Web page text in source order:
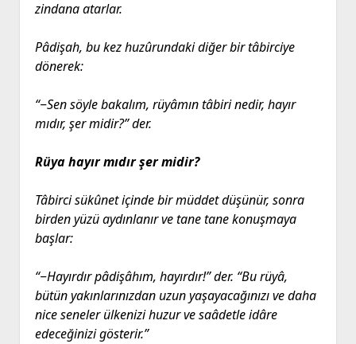
zindana atarlar.
Pâdişah, bu kez huzûrundaki diğer bir tâbirciye
dönerek:
“‒Sen söyle bakalım, rüyâmın tâbiri nedir, hayır
mıdır, şer midir?” der.
Rüya hayır mıdır şer midir?
Tâbirci sükûnet içinde bir müddet düşünür, sonra
birden yüzü aydınlanır ve tane tane konuşmaya
başlar:
“‒Hayırdır pâdişâhım, hayırdır!” der. “Bu rüyâ,
bütün yakınlarınızdan uzun yaşayacağınızı ve daha
nice seneler ülkenizi huzur ve saâdetle idâre
edeceğinizi gösterir.”